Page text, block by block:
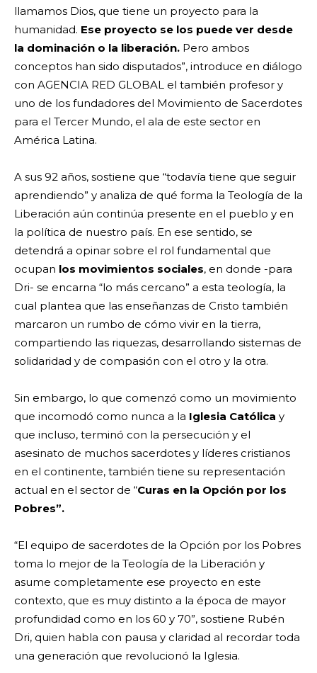
llamamos Dios, que tiene un proyecto para la
humanidad. Ese proyecto se los puede ver desde
la dominación o la liberación. Pero ambos
conceptos han sido disputados”, introduce en diálogo
con AGENCIA RED GLOBAL el también profesor y
uno de los fundadores del Movimiento de Sacerdotes
para el Tercer Mundo, el ala de este sector en
América Latina.
A sus 92 años, sostiene que “todavía tiene que seguir
aprendiendo” y analiza de qué forma la Teología de la
Liberación aún continúa presente en el pueblo y en
la política de nuestro país. En ese sentido, se
detendrá a opinar sobre el rol fundamental que
ocupan los movimientos sociales, en donde -para
Dri- se encarna “lo más cercano” a esta teología, la
cual plantea que las enseñanzas de Cristo también
marcaron un rumbo de cómo vivir en la tierra,
compartiendo las riquezas, desarrollando sistemas de
solidaridad y de compasión con el otro y la otra.
Sin embargo, lo que comenzó como un movimiento
que incomodó como nunca a la Iglesia Católica y
que incluso, terminó con la persecución y el
asesinato de muchos sacerdotes y líderes cristianos
en el continente, también tiene su representación
actual en el sector de “Curas en la Opción por los
Pobres”.
“El equipo de sacerdotes de la Opción por los Pobres
toma lo mejor de la Teología de la Liberación y
asume completamente ese proyecto en este
contexto, que es muy distinto a la época de mayor
profundidad como en los 60 y 70”, sostiene Rubén
Dri, quien habla con pausa y claridad al recordar toda
una generación que revolucionó la Iglesia.